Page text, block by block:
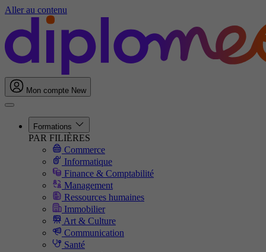
Aller au contenu
Mon compte New
Formations
PAR FILIÈRES
Commerce
Informatique
Finance & Comptabilité
Management
Ressources humaines
Immobilier
Art & Culture
Communication
Santé